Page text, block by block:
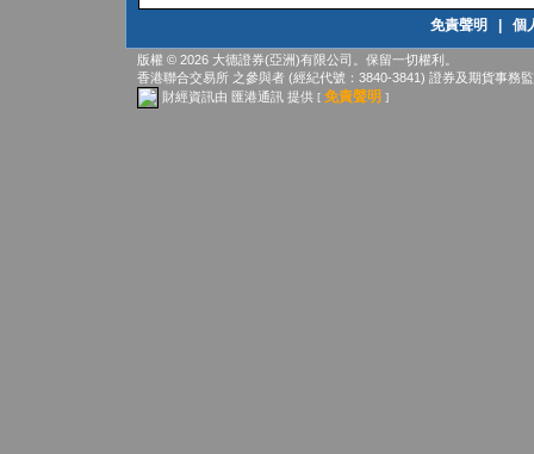
免責聲明 個
版權 © 2026 大德證券(亞洲)有限公司。保留一切權利。
香港聯合交易所 之參與者 (經紀代號：3840-3841) 證券及期貨事務
財經資訊由 匯港通訊 提供 [ 免責聲明 ]